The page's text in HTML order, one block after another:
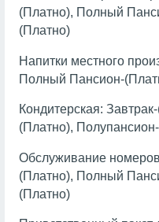
(Платно), Полный
(Платно)
Напитки местного
Полный Пансион-
Кондитерская:
(Платно),
Обслуживание
(Платно), Полный
(Платно)